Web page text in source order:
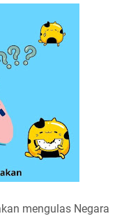
mengulas Negara